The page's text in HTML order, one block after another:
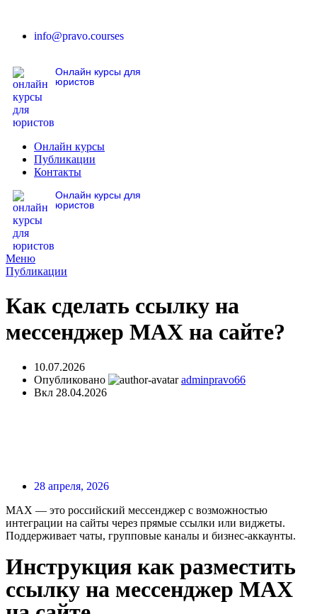
info@pravo.courses
Онлайн курсы для
юристов
Онлайн курсы
Публикации
Контакты
Онлайн курсы для
юристов
Меню
Публикации
Как сделать ссылку на
мессенджер MAX на сайте?
10.07.2026
Опубликовано
adminpravo66
Вкл 28.04.2026
28 апреля, 2026
MAX — это российский мессенджер с возможностью
интеграции на сайты через прямые ссылки или виджеты.
Поддерживает чаты, групповые каналы и бизнес-аккаунты.
Инструкция как разместить
ссылку на мессенджер MAX